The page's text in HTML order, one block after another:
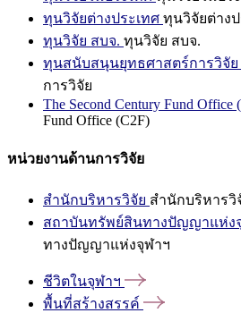
ทุนวิจัยต่างประเทศ ทุนวิจัยต่าง
ทุนวิจัย สบจ. ทุนวิจัย สบจ.
ทุนสนับสนุนยุทธศาสตร์การวิจัย
การวิจัย
The Second Century Fund Office
Fund Office (C2F)
หน่วยงานด้านการวิจัย
สำนักบริหารวิจัย สำนักบริหารวิ
สถาบันทรัพย์สินทางปัญญาแห่ง
ทางปัญญาแห่งจุฬาฯ
ชีวิตในจุฬาฯ
พื้นที่สร้างสรรค์